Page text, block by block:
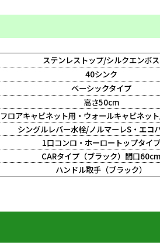
ステンレストップ/シルクエンボス
40シンク
ベーシックタイプ
高さ50cm
フロアキャビネット用・ウォールキャビネッ
シングルレバー水栓/ノルマーレS・エコ
1口コンロ・ホーロートップタイプ
CARタイプ（ブラック）間口60cm
ハンドル取手（ブラック）